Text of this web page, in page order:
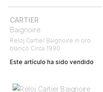
CARTIER
Baignoire
Reloj Cartier Baignoire in oro
blanco Circa 1990
Este artículo ha sido vendido